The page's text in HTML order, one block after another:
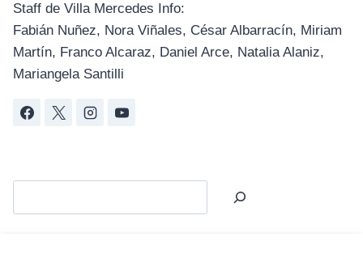
Staff de Villa Mercedes Info:
Fabián Nuñez, Nora Viñales, César Albarracín, Miriam
Martín, Franco Alcaraz, Daniel Arce, Natalia Alaniz,
Mariangela Santilli